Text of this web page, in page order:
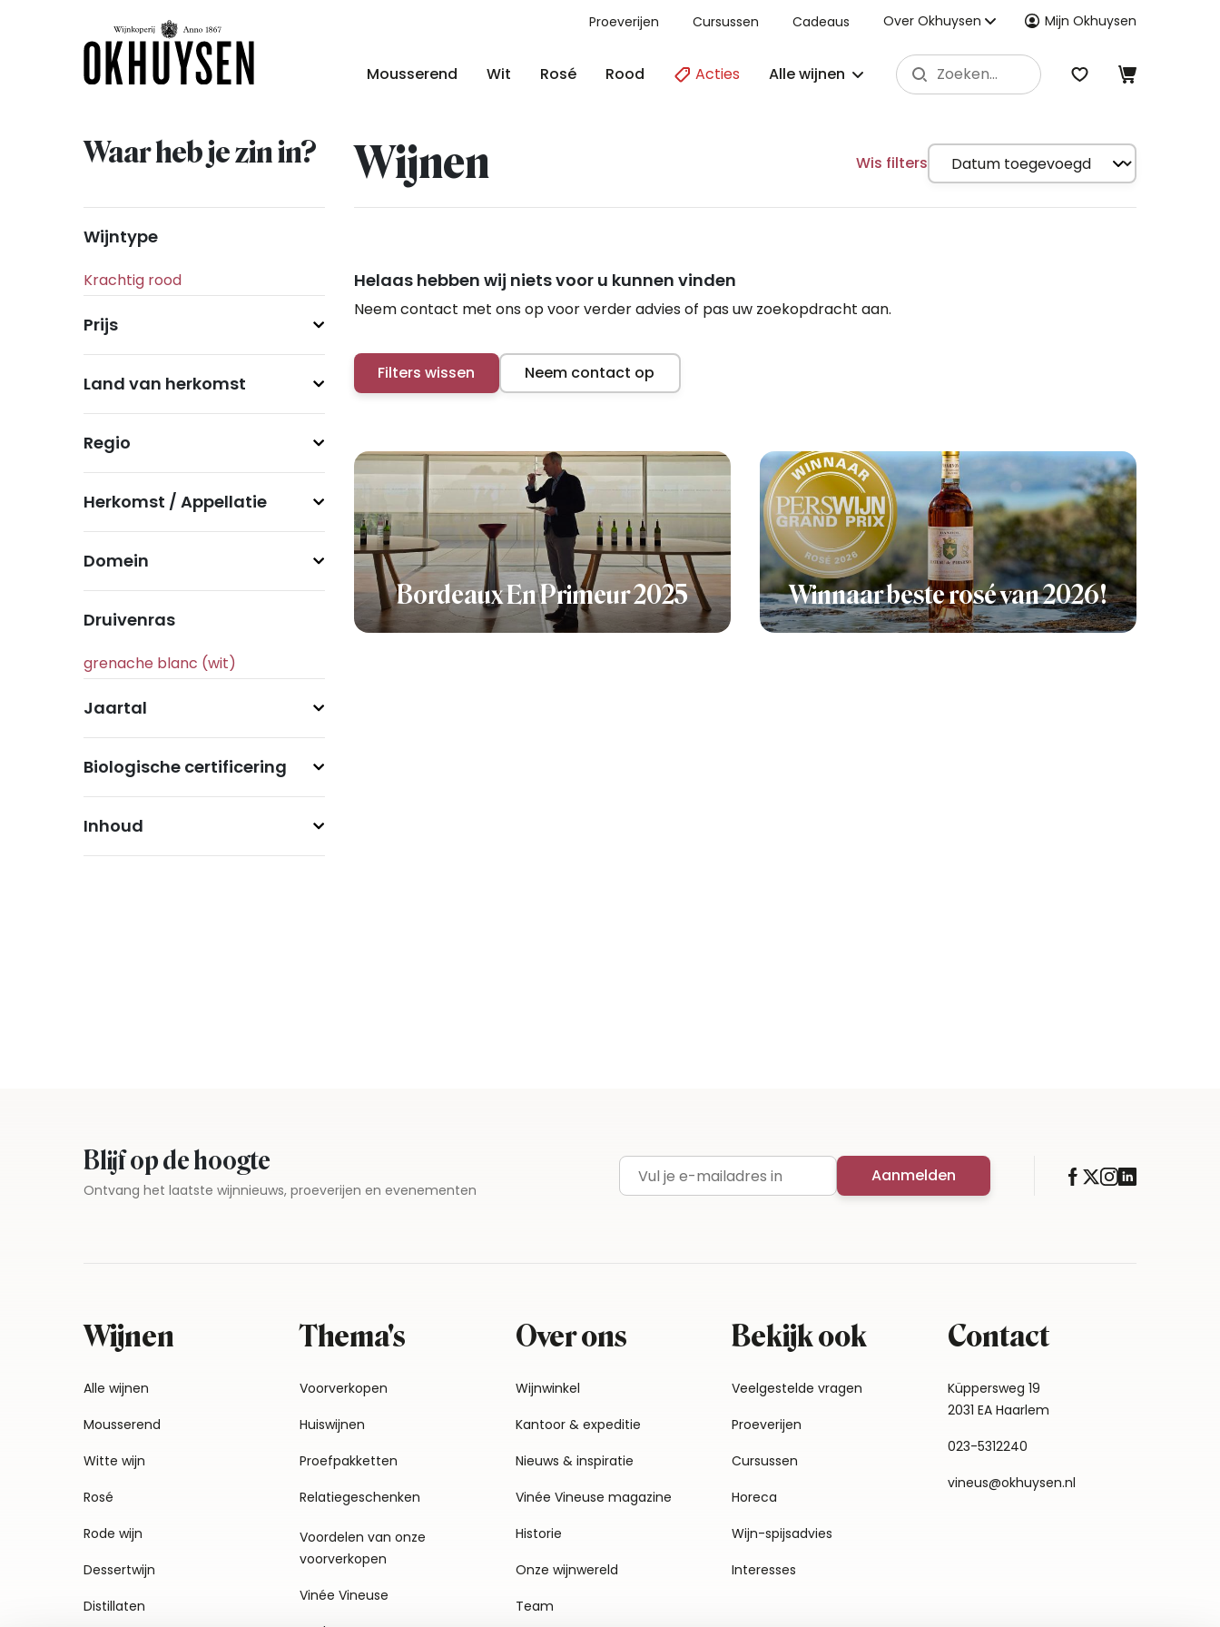
Proeverijen Cursussen Cadeaus Over Okhuysen Mijn Okhuysen
Mousserend Wit Rosé Rood Acties Alle wijnen
Waar heb je zin in? Wijnen Wis filters
Wijntype
Prijs
Land van herkomst
Regio
Herkomst / Appellatie
Domein
Druivenras
Jaartal
Biologische certificering
Inhoud
Helaas hebben wij niets voor u kunnen vinden
Neem contact met ons op voor verder advies of pas uw zoekopdracht aan.
Filters wissen Neem contact op
Bordeaux En Primeur 2025 Winnaar beste rosé van 2026!
Blijf op de hoogte
Ontvang het laatste wijnnieuws, proeverijen en evenementen E-mailadres Aanmelden
Wijnen
Alle wijnen
Mousserend
Witte wijn
Rosé
Rode wijn
Dessertwijn
Distillaten
Thema's
Voorverkopen
Huiswijnen
Proefpakketten
Relatiegeschenken
Voordelen van onze
voorverkopen
Vinée Vineuse
Over ons
Wijnwinkel
Kantoor & expeditie
Nieuws & inspiratie
Vinée Vineuse magazine
Historie
Onze wijnwereld
Team
Bekijk ook
Veelgestelde vragen
Proeverijen
Cursussen
Horeca
Wijn-spijsadvies
Interesses
Contact
Küppersweg 19
2031 EA Haarlem
023-5312240
vineus@okhuysen.nl